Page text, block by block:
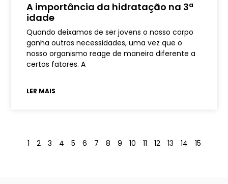
A importância da hidratação na 3ª
idade
Quando deixamos de ser jovens o nosso corpo
ganha outras necessidades, uma vez que o
nosso organismo reage de maneira diferente a
certos fatores. A
LER MAIS
1 2 3 4 5 6 7 8 9 10 11 12 13 14 15